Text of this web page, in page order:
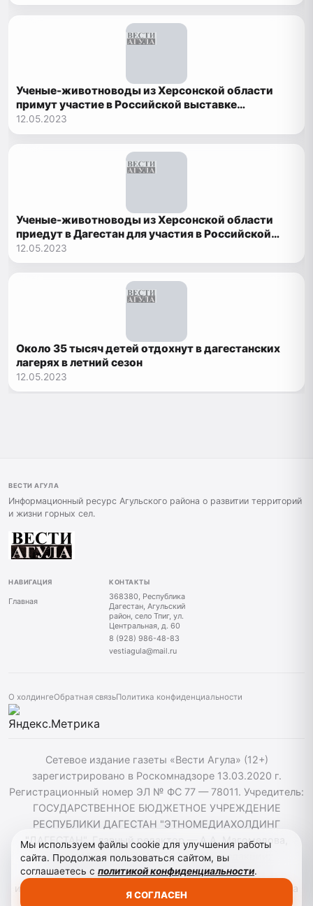
Ученые-животноводы из Херсонской области
примут участие в Российской выставке
племенных овец и коз в Дагестане
12.05.2023
Ученые-животноводы из Херсонской области
приедут в Дагестан для участия в Российской
выставке племенных овец и коз
12.05.2023
Около 35 тысяч детей отдохнут в дагестанских
лагерях в летний сезон
12.05.2023
ВЕСТИ АГУЛА
Информационный ресурс Агульского района о развитии территорий
и жизни горных сел.
НАВИГАЦИЯ
Главная
КОНТАКТЫ
368380, Республика
Дагестан, Агульский
район, село Тпиг, ул.
Центральная, д. 60
8 (928) 986-48-83
vestiagula@mail.ru
О холдингеОбратная связьПолитика конфиденциальности
Сетевое издание газеты «Вести Агула» (12+)
зарегистрировано в Роскомнадзоре 13.03.2020 г.
Регистрационный номер ЭЛ № ФС 77 — 78011. Учредитель:
ГОСУДАРСТВЕННОЕ БЮДЖЕТНОЕ УЧРЕЖДЕНИЕ
РЕСПУБЛИКИ ДАГЕСТАН "ЭТНОМЕДИАХОЛДИНГ
"ДАГЕСТАН". Главный редактор — А.А. Магомедова,
vestiagul@etnomediadag.ru Телефон редакции:
+79898808732 Телефон: +79289864883. При
использовании материалов сайта активная гиперссылка
Мы используем файлы cookie для улучшения работы
сайта. Продолжая пользоваться сайтом, вы
соглашаетесь с политикой конфиденциальности.
Я СОГЛАСЕН